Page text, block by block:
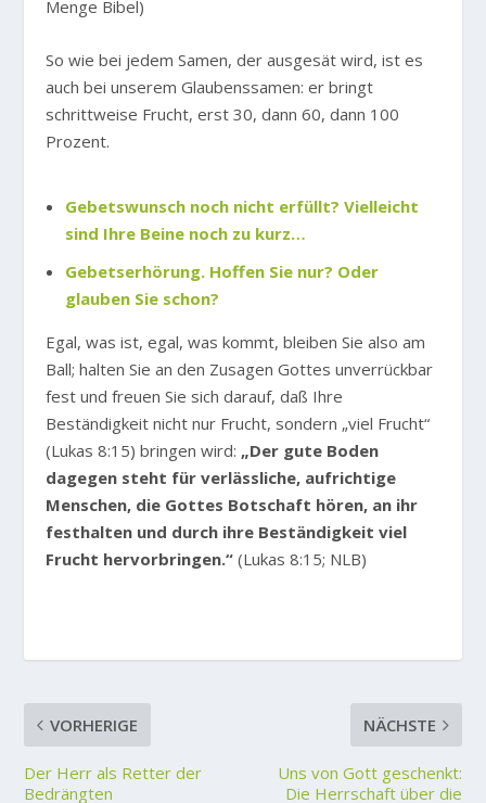
Menge Bibel)
So wie bei jedem Samen, der ausgesät wird, ist es
auch bei unserem Glaubenssamen: er bringt
schrittweise Frucht, erst 30, dann 60, dann 100
Prozent.
Gebetswunsch noch nicht erfüllt? Vielleicht
sind Ihre Beine noch zu kurz…
Gebetserhörung. Hoffen Sie nur? Oder
glauben Sie schon?
Egal, was ist, egal, was kommt, bleiben Sie also am
Ball; halten Sie an den Zusagen Gottes unverrückbar
fest und freuen Sie sich darauf, daß Ihre
Beständigkeit nicht nur Frucht, sondern „viel Frucht“
(Lukas 8:15) bringen wird: „Der gute Boden
dagegen steht für verlässliche, aufrichtige
Menschen, die Gottes Botschaft hören, an ihr
festhalten und durch ihre Beständigkeit viel
Frucht hervorbringen.“ (Lukas 8:15; NLB)
VORHERIGE
Der Herr als Retter der
Bedrängten
NÄCHSTE
Uns von Gott geschenkt:
Die Herrschaft über die